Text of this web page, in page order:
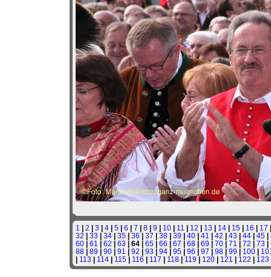
1 | 2 | 3 | 4 | 5 | 6 | 7 | 8 | 9 | 10 | 11 | 12 | 13 | 14 | 15 | 16 | 17
32 | 33 | 34 | 35 | 36 | 37 | 38 | 39 | 40 | 41 | 42 | 43 | 44 | 45 |
60 | 61 | 62 | 63 | 64 | 65 | 66 | 67 | 68 | 69 | 70 | 71 | 72 | 73 |
88 | 89 | 90 | 91 | 92 | 93 | 94 | 95 | 96 | 97 | 98 | 99 | 100 |
| 113 | 114 | 115 | 116 | 117 | 118 | 119 | 120 | 121 | 122 | 123